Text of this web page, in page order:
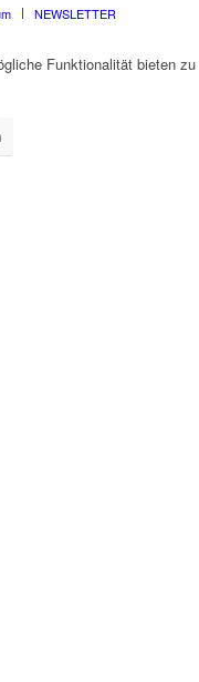
NEWSLETTER
Funktionalität bieten zu